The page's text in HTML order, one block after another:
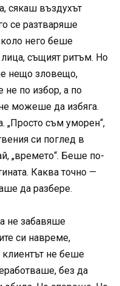
сякаш въздухът
се разтваряше
него беше
същият ритъм. Но
нещо зловещо,
по избор, а по
можеше да избяга.
„Просто съм уморен“,
си поглед в
„времето“. Беше по-
Каква точно —
да разбере.
не забавяше
си навреме,
не беше
без да